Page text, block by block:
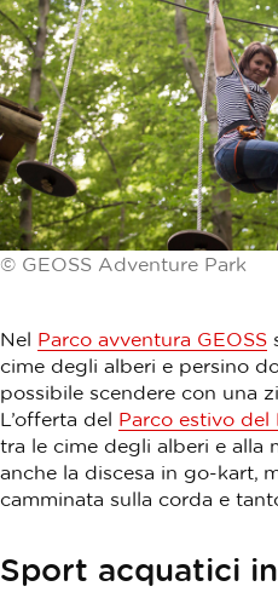
© GEOSS Adventure Park
Nel Parco avventura GEOSS
cime degli alberi e persino
possibile scendere con una
L’offerta del Parco estivo del
tra le cime degli alberi e alla
anche la discesa in go-kart,
camminata sulla corda e
Sport acquatici